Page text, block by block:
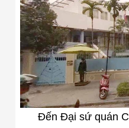
Đến Đại sứ quán